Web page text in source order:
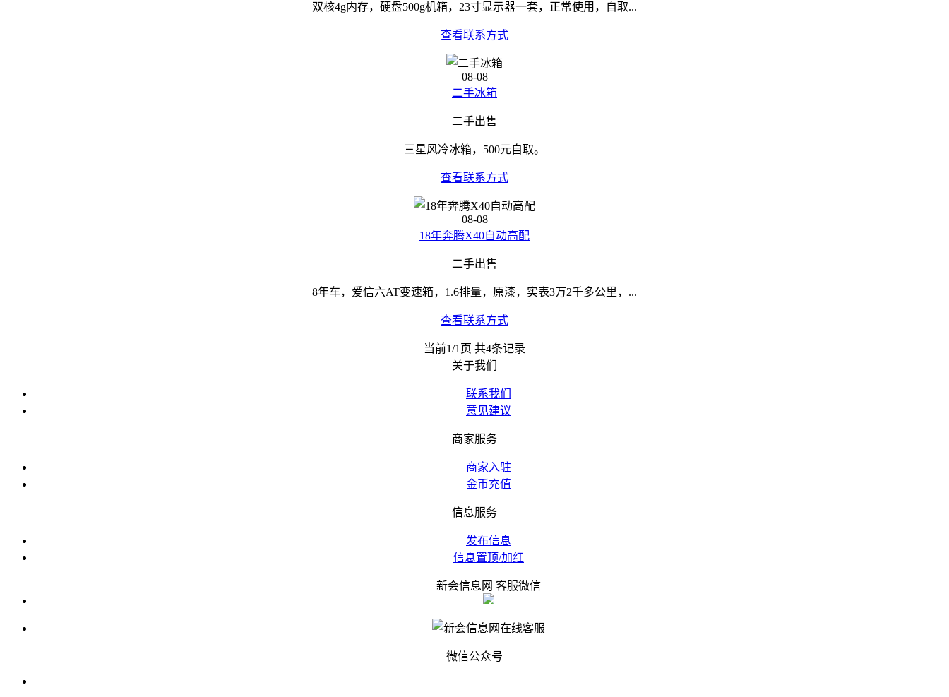
双核4g内存，硬盘500g机箱，23寸显示器一套，正常使用，自取...
查看联系方式
08-08
二手冰箱
二手出售
三星风冷冰箱，500元自取。
查看联系方式
08-08
18年奔腾X40自动高配
二手出售
8年车，爱信六AT变速箱，1.6排量，原漆，实表3万2千多公里，...
查看联系方式
当前1/1页 共4条记录
关于我们
联系我们
意见建议
商家服务
商家入驻
金币充值
信息服务
发布信息
信息置顶/加红
新会信息网 客服微信
微信公众号